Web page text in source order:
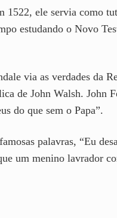
1522, ele servia como
estudando o Novo
via as verdades da
de John Walsh. John
do que sem o Papa”.
palavras, “Eu
um menino lavrador